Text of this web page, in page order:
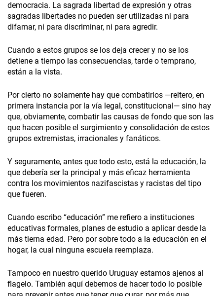
democracia. La sagrada libertad de expresión y otras
sagradas libertades no pueden ser utilizadas ni para
difamar, ni para discriminar, ni para agredir.
Cuando a estos grupos se los deja crecer y no se los
detiene a tiempo las consecuencias, tarde o temprano,
están a la vista.
Por cierto no solamente hay que combatirlos —reitero, en
primera instancia por la vía legal, constitucional— sino hay
que, obviamente, combatir las causas de fondo que son las
que hacen posible el surgimiento y consolidación de estos
grupos extremistas, irracionales y fanáticos.
Y seguramente, antes que todo esto, está la educación, la
que debería ser la principal y más eficaz herramienta
contra los movimientos nazifascistas y racistas del tipo
que fueren.
Cuando escribo “educación” me refiero a instituciones
educativas formales, planes de estudio a aplicar desde la
más tierna edad. Pero por sobre todo a la educación en el
hogar, la cual ninguna escuela reemplaza.
Tampoco en nuestro querido Uruguay estamos ajenos al
flagelo. También aquí debemos de hacer todo lo posible